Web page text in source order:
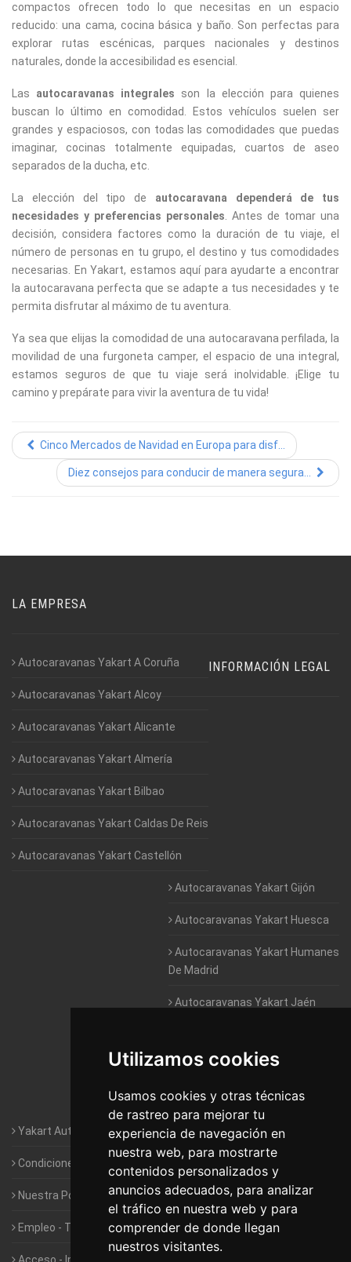
Utilizamos cookies
Usamos cookies y otras técnicas
de rastreo para mejorar tu
experiencia de navegación en
nuestra web, para mostrarte
contenidos personalizados y
anuncios adecuados, para analizar
el tráfico en nuestra web y para
comprender de donde llegan
nuestros visitantes.
compactos ofrecen todo lo que necesitas en un espacio
reducido: una cama, cocina básica y baño. Son perfectas para
explorar rutas escénicas, parques nacionales y destinos
naturales, donde la accesibilidad es esencial.
Las autocaravanas integrales son la elección para quienes
buscan lo último en comodidad. Estos vehículos suelen ser
grandes y espaciosos, con todas las comodidades que puedas
imaginar, cocinas totalmente equipadas, cuartos de aseo
separados de la ducha, etc.
La elección del tipo de autocaravana dependerá de tus
necesidades y preferencias personales. Antes de tomar una
decisión, considera factores como la duración de tu viaje, el
número de personas en tu grupo, el destino y tus comodidades
necesarias. En Yakart, estamos aquí para ayudarte a encontrar
la autocaravana perfecta que se adapte a tus necesidades y te
permita disfrutar al máximo de tu aventura.
Ya sea que elijas la comodidad de una autocaravana perfilada, la
movilidad de una furgoneta camper, el espacio de una integral,
estamos seguros de que tu viaje será inolvidable. ¡Elige tu
camino y prepárate para vivir la aventura de tu vida!
Cinco Mercados de Navidad en Europa para disf...
Diez consejos para conducir de manera segura...
LA EMPRESA
Autocaravanas Yakart A Coruña
Autocaravanas Yakart Alcoy
Autocaravanas Yakart Alicante
Autocaravanas Yakart Almería
Autocaravanas Yakart Bilbao
Autocaravanas Yakart Caldas De Reis
Autocaravanas Yakart Castellón
Autocaravanas Yakart Gijón
Autocaravanas Yakart Huesca
Autocaravanas Yakart Humanes
De Madrid
Autocaravanas Yakart Jaén
Autocaravanas Yakart Valencia
Autocaravanas Yakart Vitoria
INFORMACIÓN LEGAL
Yakart Autocaravanas · La empresa
Condiciones de Alquiler de Yakart
Nuestra Política de Privacidad
Empleo - Trabaja con nosotros